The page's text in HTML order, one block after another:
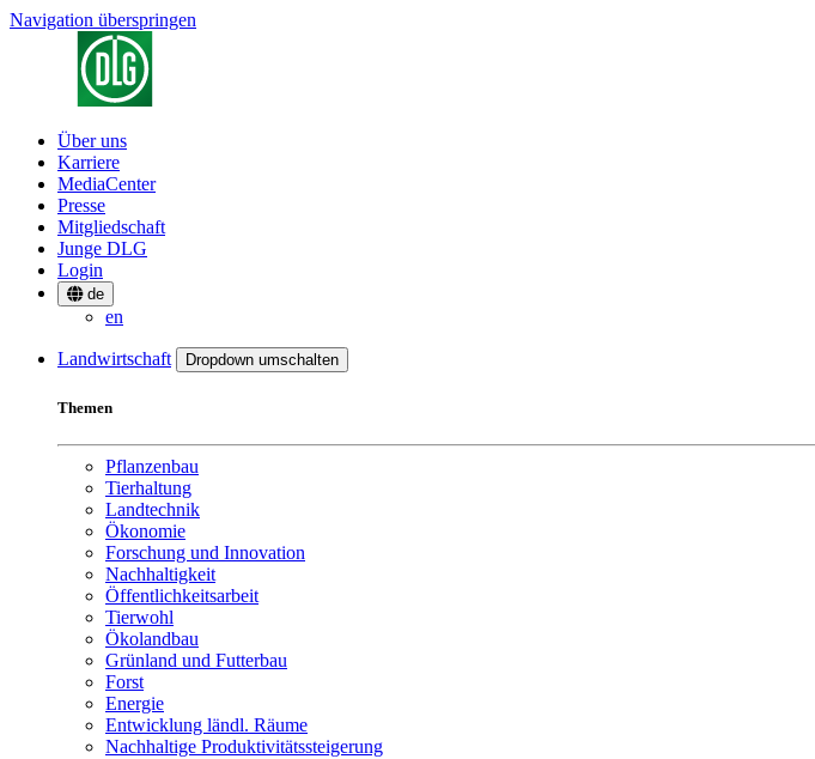
Navigation überspringen
Über uns
Karriere
MediaCenter
Presse
Mitgliedschaft
Junge DLG
Login
de
en
Landwirtschaft Dropdown umschalten
Themen
Pflanzenbau
Tierhaltung
Landtechnik
Ökonomie
Forschung und Innovation
Nachhaltigkeit
Öffentlichkeitsarbeit
Tierwohl
Ökolandbau
Grünland und Futterbau
Forst
Energie
Entwicklung ländl. Räume
Nachhaltige Produktivitätssteigerung